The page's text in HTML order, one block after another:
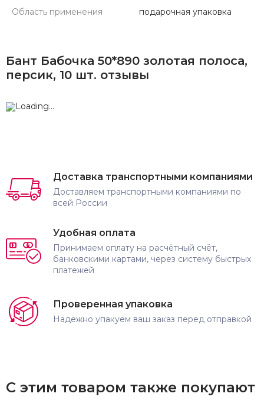
Область применения подарочная упаковка
Бант Бабочка 50*890 золотая полоса,
персик, 10 шт. отзывы
Доставка транспортными компаниями
Доставляем транспортными компаниями по
всей России
Удобная оплата
Принимаем оплату на расчётный счёт,
банковскими картами, через систему быстрых
платежей
Проверенная упаковка
Надёжно упакуем ваш заказ перед отправкой
С этим товаром также покупают